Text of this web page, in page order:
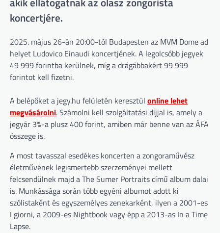
koncertjére.
2025. május 26-án 20:00-tól Budapesten az MVM Dome ad
helyet Ludovico Einaudi koncertjének. A legolcsóbb jegyek
49 999 forintba kerülnek, míg a drágábbakért 99 999
forintot kell fizetni.
A belépőket a jegy.hu felületén keresztül online lehet
megvásárolni. Számolni kell szolgáltatási díjjal is, amely a
jegyár 3%-a plusz 400 forint, amiben már benne van az ÁFA
összege is.
A most tavasszal esedékes koncerten a zongoraművész
életművének legismertebb szerzeményei mellett
felcsendülnek majd a The Sumer Portraits című album dalai
is. Munkássága során több egyéni albumot adott ki
szólistaként és egyszemélyes zenekarként, ilyen a 2001-es
I giorni, a 2009-es Nightbook vagy épp a 2013-as In a Time
Lapse.